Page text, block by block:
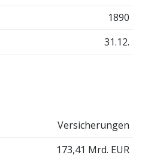
1890
31.12.
Versicherungen
173,41 Mrd. EUR